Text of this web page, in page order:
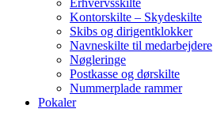
Erhvervsskilte
Kontorskilte – Skydeskilte
Skibs og dirigentklokker
Navneskilte til medarbejdere
Nøgleringe
Postkasse og dørskilte
Nummerplade rammer
Pokaler